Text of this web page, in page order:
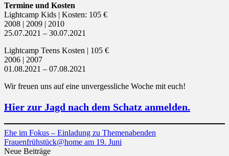
Termine und Kosten
Lightcamp Kids | Kosten: 105 €
2008 | 2009 | 2010
25.07.2021 – 30.07.2021
Lightcamp Teens Kosten | 105 €
2006 | 2007
01.08.2021 – 07.08.2021
Wir freuen uns auf eine unvergessliche Woche mit euch!
Hier zur Jagd nach dem Schatz anmelden.
Ehe im Fokus – Einladung zu Themenabenden
Frauenfrühstück@home am 19. Juni
Neue Beiträge